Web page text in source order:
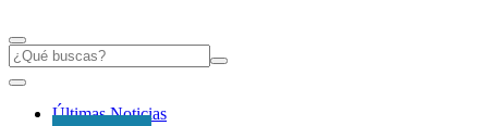
Últimas Noticias